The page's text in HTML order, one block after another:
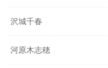
沢城千春
河原木志穂